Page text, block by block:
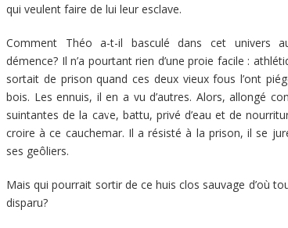
qui veulent faire de lui leur esclave.
Comment Théo a-t-il basculé dans cet univers
démence? Il n’a pourtant rien d’une proie facile :
sortait de prison quand ces deux vieux fous l’ont
bois. Les ennuis, il en a vu d’autres. Alors, allongé
suintantes de la cave, battu, privé d’eau et de
croire à ce cauchemar. Il a résisté à la prison, il se
ses geôliers.
Mais qui pourrait sortir de ce huis clos sauvage d’où
disparu?